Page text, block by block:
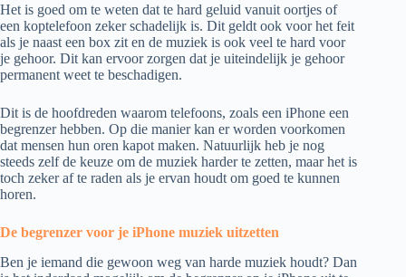
Het is goed om te weten dat te hard geluid vanuit oortjes of
een koptelefoon zeker schadelijk is. Dit geldt ook voor het feit
als je naast een box zit en de muziek is ook veel te hard voor
je gehoor. Dit kan ervoor zorgen dat je uiteindelijk je gehoor
permanent weet te beschadigen.
Dit is de hoofdreden waarom telefoons, zoals een iPhone een
begrenzer hebben. Op die manier kan er worden voorkomen
dat mensen hun oren kapot maken. Natuurlijk heb je nog
steeds zelf de keuze om de muziek harder te zetten, maar het is
toch zeker af te raden als je ervan houdt om goed te kunnen
horen.
De begrenzer voor je iPhone muziek uitzetten
Ben je iemand die gewoon weg van harde muziek houdt? Dan